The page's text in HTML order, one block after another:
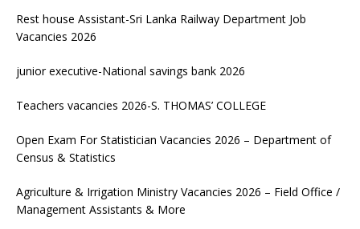
Rest house Assistant-Sri Lanka Railway Department Job
Vacancies 2026
junior executive-National savings bank 2026
Teachers vacancies 2026-S. THOMAS’ COLLEGE
Open Exam For Statistician Vacancies 2026 – Department of
Census & Statistics
Agriculture & Irrigation Ministry Vacancies 2026 – Field Office /
Management Assistants & More